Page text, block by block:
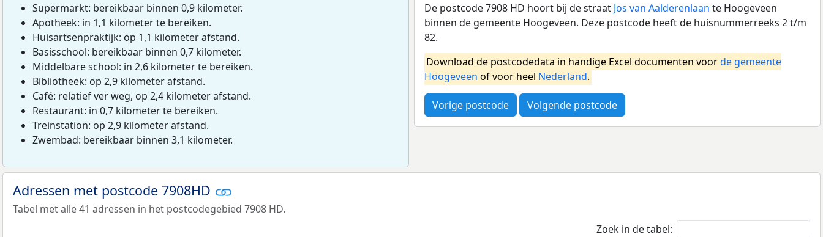
Supermarkt: bereikbaar binnen 0,9 kilometer.
Apotheek: in 1,1 kilometer te bereiken.
Huisartsenpraktijk: op 1,1 kilometer afstand.
Basisschool: bereikbaar binnen 0,7 kilometer.
Middelbare school: in 2,6 kilometer te bereiken.
Bibliotheek: op 2,9 kilometer afstand.
Café: relatief ver weg, op 2,4 kilometer afstand.
Restaurant: in 0,7 kilometer te bereiken.
Treinstation: op 2,9 kilometer afstand.
Zwembad: bereikbaar binnen 3,1 kilometer.
De postcode 7908 HD hoort bij de straat Jos van Aalderenlaan te Hoogeveen
binnen de gemeente Hoogeveen. Deze postcode heeft de huisnummerreeks 2 t/m
82.
Download de postcodedata in handige Excel documenten voorde gemeente
Hoogeveen of voor heel Nederland.
Vorige postcode Volgende postcode
Adressen met postcode 7908HD
Tabel met alle 41 adressen in het postcodegebied 7908 HD.
Zoek in de tabel: